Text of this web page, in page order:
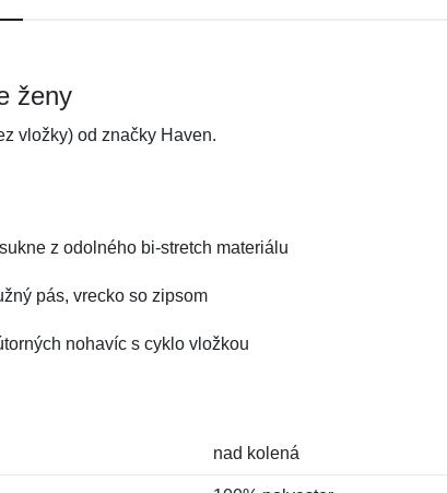
ženy
vložky) od značky Haven.
z odolného bi-stretch materiálu
pás, vrecko so zipsom
nohavíc s cyklo vložkou
nad kolená